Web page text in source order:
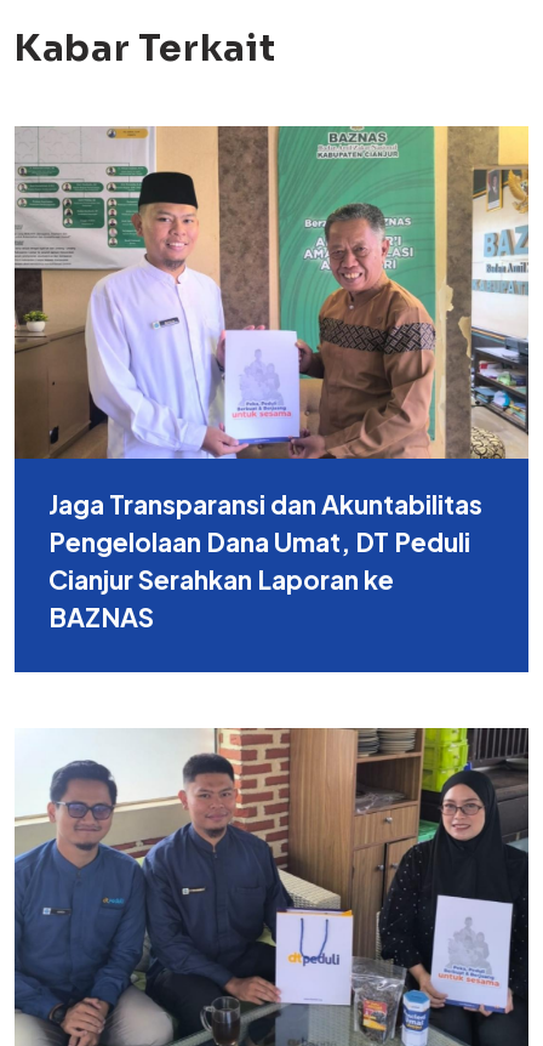
Kabar Terkait
Jaga Transparansi dan Akuntabilitas
Pengelolaan Dana Umat, DT Peduli
Cianjur Serahkan Laporan ke
BAZNAS